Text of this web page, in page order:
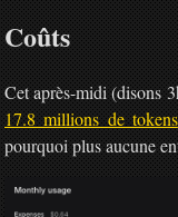
Coûts
Cet après-midi (disons
17.8 millions de tokens
pourquoi plus aucune